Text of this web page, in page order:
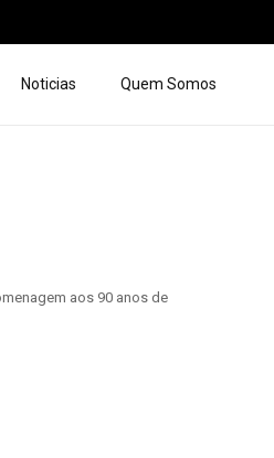
Noticias Quem Somos
aos 90 anos de